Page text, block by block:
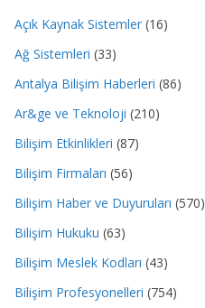
Açık Kaynak Sistemler (16)
Ağ Sistemleri (33)
Antalya Bilişim Haberleri (86)
Ar&ge ve Teknoloji (210)
Bilişim Etkinlikleri (87)
Bilişim Firmaları (56)
Bilişim Haber ve Duyuruları (570)
Bilişim Hukuku (63)
Bilişim Meslek Kodları (43)
Bilişim Profesyonelleri (754)